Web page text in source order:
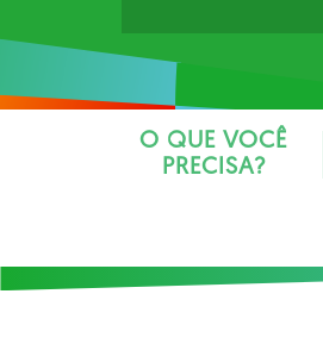
O QUE VOCÊ
PRECISA?